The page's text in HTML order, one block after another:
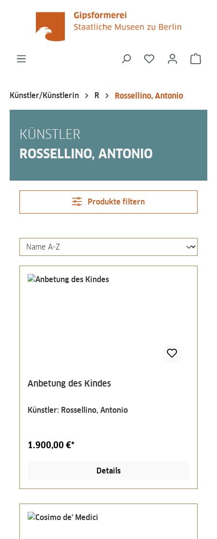
springen
Du hast 0
Künstler/Künstlerin R Rossellino, Antonio
KÜNSTLER
ROSSELLINO, ANTONIO
Produkte filtern
Anbetung des Kindes
Künstler: Rossellino, Antonio
1.900,00 €*
Details